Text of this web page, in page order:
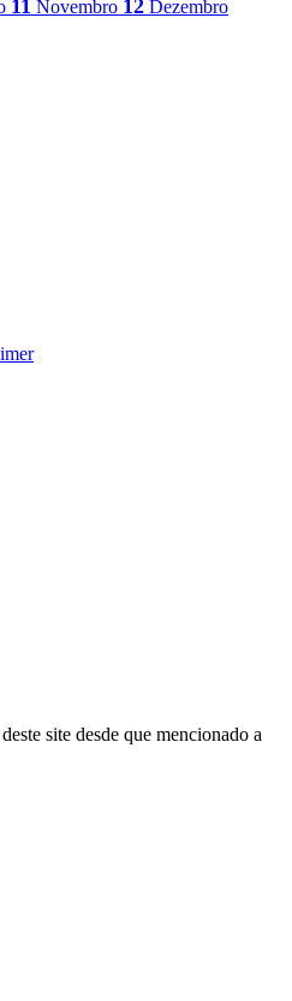
11 Novembro 12 Dezembro
site desde que mencionado a